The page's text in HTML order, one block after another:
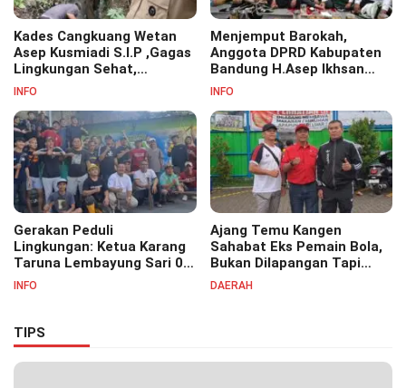
Kades Cangkuang Wetan
Asep Kusmiadi S.I.P ,Gagas
Lingkungan Sehat,
Bersihkan Saluran Air di RW
INFO
Menjemput Barokah,
Anggota DPRD Kabupaten
Bandung H.Asep Ikhsan
S.Pd.M.M Hadiri Haul Akbar
Pesantren Cipasung.
INFO
Gerakan Peduli
Lingkungan: Ketua Karang
Taruna Lembayung Sari 09
Irvan Permana Ajak
INFO
Ajang Temu Kangen
Sahabat Eks Pemain Bola,
Bukan Dilapangan Tapi
Ditongkrongan
DAERAH
TIPS